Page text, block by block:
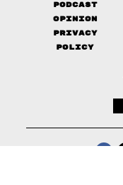
Podcast
Opinion
Privacy
Policy